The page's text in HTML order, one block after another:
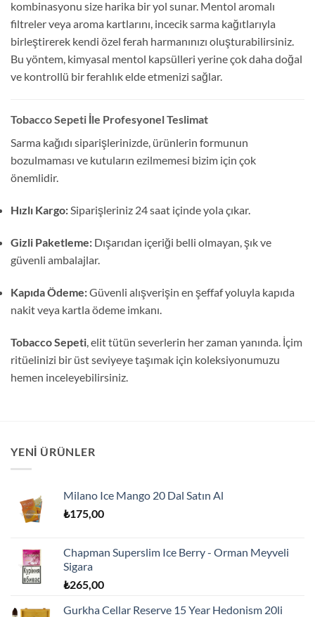
kombinasyonu size harika bir yol sunar. Mentol aromalı
filtreler veya aroma kartlarını, incecik sarma kağıtlarıyla
birleştirerek kendi özel ferah harmanınızı oluşturabilirsiniz.
Bu yöntem, kimyasal mentol kapsülleri yerine çok daha doğal
ve kontrollü bir ferahlık elde etmenizi sağlar.
Tobacco Sepeti İle Profesyonel Teslimat
Sarma kağıdı siparişlerinizde, ürünlerin formunun
bozulmaması ve kutuların ezilmemesi bizim için çok
önemlidir.
Hızlı Kargo:Siparişleriniz 24 saat içinde yola çıkar.
Gizli Paketleme: Dışarıdan içeriği belli olmayan, şık ve
güvenli ambalajlar.
Kapıda Ödeme:Güvenli alışverişin en şeffaf yoluyla kapıda
nakit veya kartla ödeme imkanı.
Tobacco Sepeti , elit tütün severlerin her zaman yanında. İçim
ritüelinizi bir üst seviyeye taşımak için koleksiyonumuzu
hemen inceleyebilirsiniz.
YENI ÜRÜNLER
Milano Ice Mango 20 Dal Satın Al
₺175,00
Chapman Superslim Ice Berry - Orman Meyveli
Sigara
₺265,00
Gurkha Cellar Reserve 15 Year Hedonism 20li